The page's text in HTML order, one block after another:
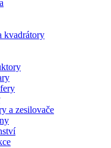
kvadrátory
a zesilovače